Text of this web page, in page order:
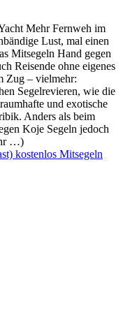
Mehr Fernweh im
Lust, mal einen
Mitsegeln Hand gegen
Reisende ohne eigenes
Zug – vielmehr:
Segelrevieren, wie die
und exotische
Anders als beim
Koje Segeln jedoch
…)
kostenlos Mitsegeln